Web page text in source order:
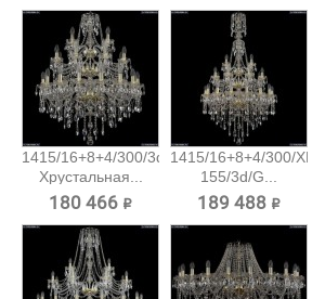
1415/16+8+4/300/3d/G
Хрустальная...
180 466 ₽
1415/16+8+4/300/XL-
155/3d/G...
189 488 ₽